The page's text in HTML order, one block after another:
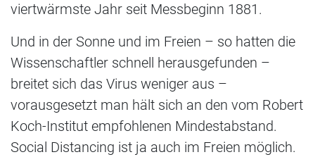
viertwärmste Jahr seit Messbeginn 1881.
Und in der Sonne und im Freien – so hatten die
Wissenschaftler schnell herausgefunden –
breitet sich das Virus weniger aus –
vorausgesetzt man hält sich an den vom Robert
Koch-Institut empfohlenen Mindestabstand.
Social Distancing ist ja auch im Freien möglich.